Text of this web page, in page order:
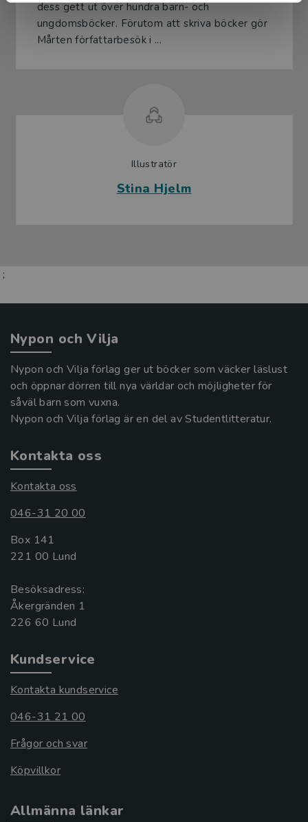
dess gett ut över hundra barn- och
ungdomsböcker. Förutom att skriva böcker gör
Mårten författarbesök i ...
Illustratör
Stina Hjelm
;
Nypon och Vilja
Nypon och Vilja förlag ger ut böcker som väcker läslust
och öppnar dörren till nya världar och möjligheter för
såväl barn som vuxna.
Nypon och Vilja förlag är en del av Studentlitteratur.
Kontakta oss
Kontakta oss
046-31 20 00
Box 141
221 00 Lund
Besöksadress:
Åkergränden 1
Kundservice
Kontakta kundservice
046-31 21 00
Frågor och svar
Köpvillkor
Allmänna länkar